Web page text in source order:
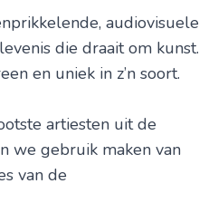
audiovisuele
die draait om kunst.
en uniek in z’n soort.
artiesten uit de
we gebruik maken van
van de